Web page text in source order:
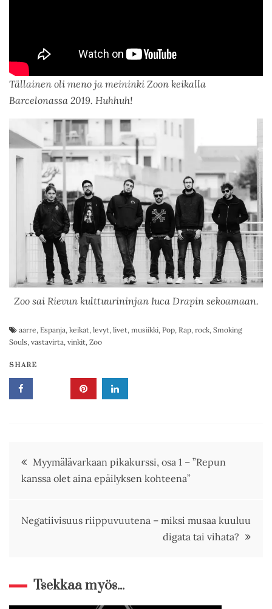
Tällainen oli meno ja meininki Zoon keikalla
Barcelonassa 2019. Huhhuh!
Zoo sai Rievun kulttuurininjan Iuca Drapin sekoamaan.
aarre, Espanja, keikat, levyt, livet, musiikki, Pop, Rap, rock, Smoking
Souls, vastavirta, vinkit, Zoo
SHARE
Artikkelien
selaus
Myymälävarkaan pikakurssi, osa 1 – ”Repun
kanssa olet aina epäilyksen kohteena”
Negatiivisuus riippuvuutena – miksi musaa kuuluu
digata tai vihata?
Tsekkaa myös...